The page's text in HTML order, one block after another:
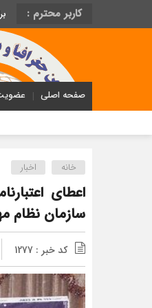
کاربر محترم :
صفحه اصلی
خانه اخبار
اعطای
سازمان نظام
کد خبر : 1277